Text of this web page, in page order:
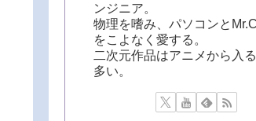
ンジニア。
物理を嗜み、パソコンと
をこよなく愛する。
二次元作品はアニメから入
多い。